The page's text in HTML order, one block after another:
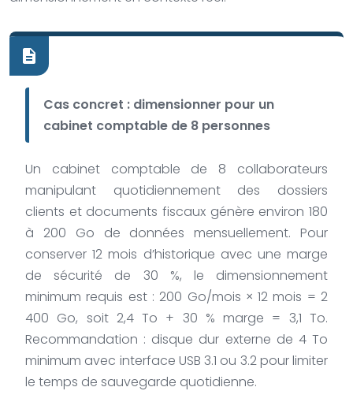
Cas concret : dimensionner pour un
cabinet comptable de 8 personnes
Un cabinet comptable de 8 collaborateurs
manipulant quotidiennement des dossiers
clients et documents fiscaux génère environ 180
à 200 Go de données mensuellement. Pour
conserver 12 mois d’historique avec une marge
de sécurité de 30 %, le dimensionnement
minimum requis est : 200 Go/mois × 12 mois = 2
400 Go, soit 2,4 To + 30 % marge = 3,1 To.
Recommandation : disque dur externe de 4 To
minimum avec interface USB 3.1 ou 3.2 pour limiter
le temps de sauvegarde quotidienne.